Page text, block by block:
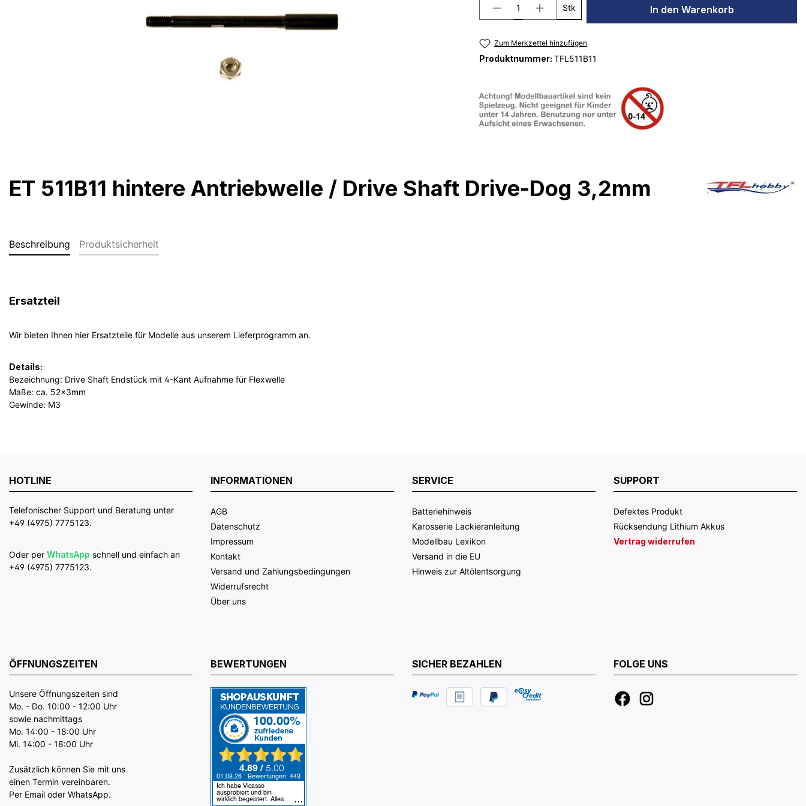
Stk In den Warenkorb
Zum Merkzettel hinzufügen
Produktnummer: TFL511B11
ET 511B11 hintere Antriebwelle / Drive Shaft Drive-Dog 3,2mm
Beschreibung Produktsicherheit
Ersatzteil
Wir bieten Ihnen hier Ersatzteile für Modelle aus unserem Lieferprogramm an.
Details:
Bezeichnung: Drive Shaft Endstück mit 4-Kant Aufnahme für Flexwelle
Maße: ca. 52x3mm
Gewinde: M3
HOTLINE
Telefonischer Support und Beratung unter
+49 (4975) 7775123.
Oder per WhatsApp schnell und einfach an
+49 (4975) 7775123.
INFORMATIONEN
AGB
Datenschutz
Impressum
Kontakt
Versand und Zahlungsbedingungen
Widerrufsrecht
Über uns
SERVICE
Batteriehinweis
Karosserie Lackieranleitung
Modellbau Lexikon
Versand in die EU
Hinweis zur Altölentsorgung
SUPPORT
Defektes Produkt
Rücksendung Lithium Akkus
Vertrag widerrufen
ÖFFNUNGSZEITEN
Unsere Öffnungszeiten sind
Mo. - Do. 10:00 - 12:00 Uhr
sowie nachmittags
Mo. 14:00 - 18:00 Uhr
Mi. 14:00 - 18:00 Uhr
Zusätzlich können Sie mit uns
einen Termin vereinbaren.
Per Email oder WhatsApp.
BEWERTUNGEN SICHER BEZAHLEN FOLGE UNS